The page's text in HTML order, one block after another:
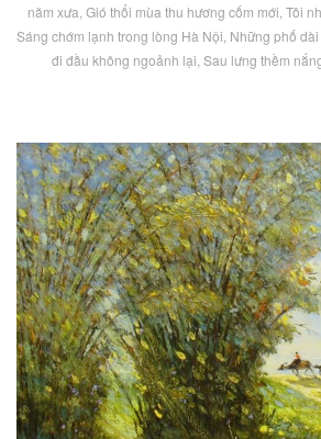
năm xưa, Gió thổi mùa thu hương cốm mới, Tôi
Sáng chớm lạnh trong lòng Hà Nội, Những phố
đi đầu không ngoảnh lại, Sau lưng thềm